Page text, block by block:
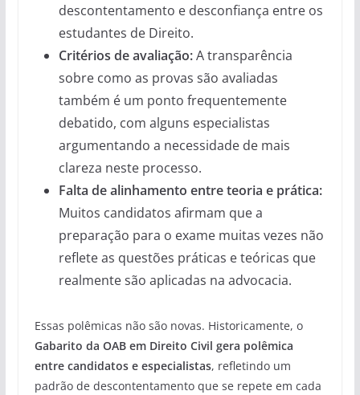
descontentamento e desconfiança entre os
estudantes de Direito.
Critérios de avaliação:A transparência
sobre como as provas são avaliadas
também é um ponto frequentemente
debatido, com alguns especialistas
argumentando a necessidade de mais
clareza neste processo.
Falta de alinhamento entre teoria e prática:
Muitos candidatos afirmam que a
preparação para o exame muitas vezes não
reflete as questões práticas e teóricas que
realmente são aplicadas na advocacia.
Essas polêmicas não são novas. Historicamente, o
Gabarito da OAB em Direito Civil gera polêmica
entre candidatos e especialistas, refletindo um
padrão de descontentamento que se repete em cada